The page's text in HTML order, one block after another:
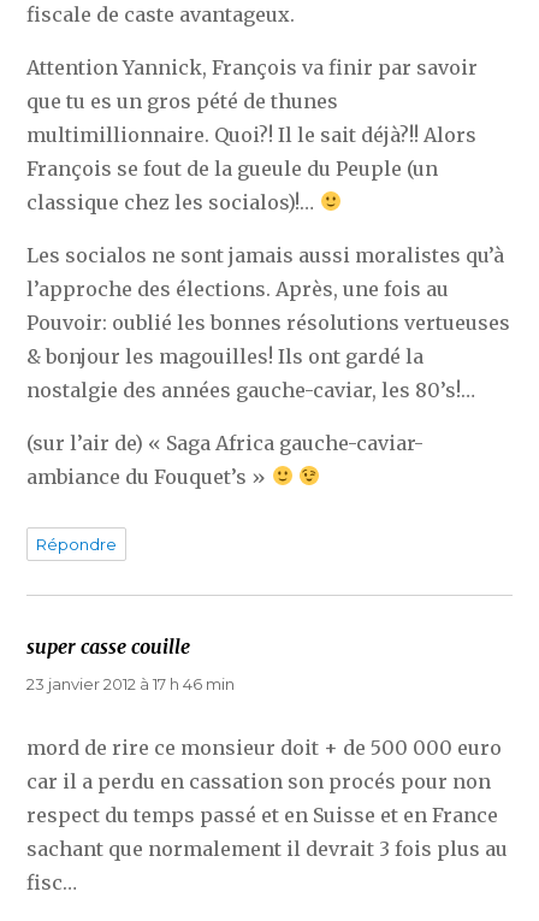
fiscale de caste avantageux.
Attention Yannick, François va finir par savoir
que tu es un gros pété de thunes
multimillionnaire. Quoi?! Il le sait déjà?!! Alors
François se fout de la gueule du Peuple (un
classique chez les socialos)!…
Les socialos ne sont jamais aussi moralistes qu’à
l’approche des élections. Après, une fois au
Pouvoir: oublié les bonnes résolutions vertueuses
& bonjour les magouilles! Ils ont gardé la
nostalgie des années gauche-caviar, les 80’s!…
(sur l’air de) « Saga Africa gauche-caviar-
ambiance du Fouquet’s »
Répondre
super casse couille
23 janvier 2012 à 17 h 46 min
mord de rire ce monsieur doit + de 500 000 euro
car il a perdu en cassation son procés pour non
respect du temps passé et en Suisse et en France
sachant que normalement il devrait 3 fois plus au
fisc…